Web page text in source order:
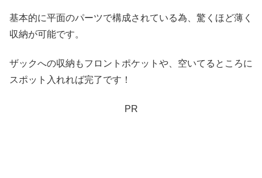
基本的に平面のパーツで構成されている為、驚くほど薄く
収納が可能です。
ザックへの収納もフロントポケットや、空いてるところに
スポット入れれば完了です！
PR